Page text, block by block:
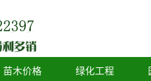
苗木价格 绿化工程